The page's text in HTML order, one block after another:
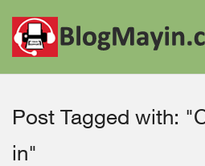
Post Tagged with:
in"